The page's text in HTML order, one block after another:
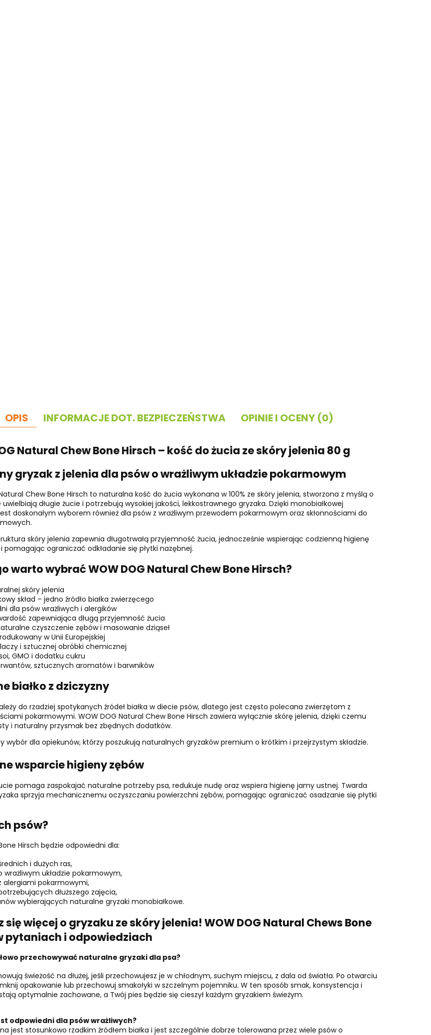
OPIS INFORMACJE DOT. BEZPIECZEŃSTWA OPINIE I OCENY (0)
Natural Chew Bone Hirsch – kość do żucia ze skóry jelenia 80 g
gryzak z jelenia dla psów o wrażliwym układzie pokarmowym
Chew Bone Hirsch to naturalna kość do żucia wykonana w 100% ze skóry jelenia, stworzona z myślą o
długie żucie i potrzebują wysokiej jakości, lekkostrawnego gryzaka. Dzięki monobiałkowej
doskonałym wyborem również dla psów z wrażliwym przewodem pokarmowym oraz skłonnościami do
skóry jelenia zapewnia długotrwałą przyjemność żucia, jednocześnie wspierając codzienną higienę
pomagając ograniczać odkładanie się płytki nazębnej.
warto wybrać WOW DOG Natural Chew Bone Hirsch?
skóry jelenia
skład – jedno źródło białka zwierzęcego
dla psów wrażliwych i alergików
zapewniająca długą przyjemność żucia
czyszczenie zębów i masowanie dziąseł
w Unii Europejskiej
i sztucznej obróbki chemicznej
GMO i dodatku cukru
sztucznych aromatów i barwników
białko z dziczyzny
do rzadziej spotykanych źródeł białka w diecie psów, dlatego jest często polecana zwierzętom z
pokarmowymi. WOW DOG Natural Chew Bone Hirsch zawiera wyłącznie skórę jelenia, dzięki czemu
i naturalny przysmak bez zbędnych dodatków.
wybór dla opiekunów, którzy poszukują naturalnych gryzaków premium o krótkim i przejrzystym składzie.
wsparcie higieny zębów
pomaga zaspokajać naturalne potrzeby psa, redukuje nudę oraz wspiera higienę jamy ustnej. Twarda
sprzyja mechanicznemu oczyszczaniu powierzchni zębów, pomagając ograniczać osadzanie się płytki
psów?
Hirsch będzie odpowiedni dla:
i dużych ras,
wrażliwym układzie pokarmowym,
alergiami pokarmowymi,
dłuższego zajęcia,
wybierających naturalne gryzaki monobiałkowe.
się więcej o gryzaku ze skóry jelenia! WOW DOG Natural Chews Bone
pytaniach i odpowiedziach
przechowywać naturalne gryzaki dla psa?
świeżość na dłużej, jeśli przechowujesz je w chłodnym, suchym miejscu, z dala od światła. Po otwarciu
opakowanie lub przechowuj smakołyki w szczelnym pojemniku. W ten sposób smak, konsystencja i
optymalnie zachowane, a Twój pies będzie się cieszył każdym gryzakiem świeżym.
odpowiedni dla psów wrażliwych?
jest stosunkowo rzadkim źródłem białka i jest szczególnie dobrze tolerowana przez wiele psów o